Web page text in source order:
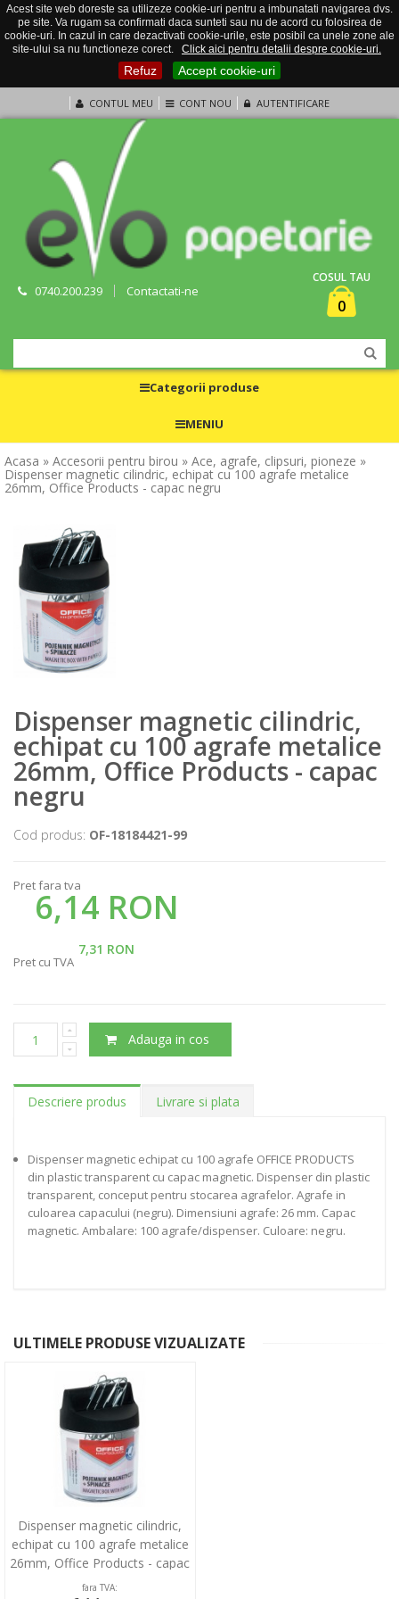
Acest site web doreste sa utilizeze cookie-uri pentru a imbunatati navigarea dvs.
pe site. Va rugam sa confirmati daca sunteti sau nu de acord cu folosirea de
cookie-uri. In cazul in care dezactivati cookie-urile, este posibil ca unele zone ale
site-ului sa nu functioneze corect.
Click aici pentru detalii despre cookie-uri.
Refuz Accept cookie-uri
CONTUL MEU CONT NOU AUTENTIFICARE
0740.200.239 Contactati-ne
COSUL TAU
0
Categorii produse
MENIU
Acasa » Accesorii pentru birou » Ace, agrafe, clipsuri, pioneze »
Dispenser magnetic cilindric, echipat cu 100 agrafe metalice
26mm, Office Products - capac negru
Dispenser magnetic cilindric,
echipat cu 100 agrafe metalice
26mm, Office Products - capac
negru
Cod produs: OF-18184421-99
Pret fara tva
6,14 RON
7,31 RON
Pret cu TVA
Adauga in cos
Descriere produs Livrare si plata
Dispenser magnetic echipat cu 100 agrafe OFFICE PRODUCTS
din plastic transparent cu capac magnetic. Dispenser din plastic
transparent, conceput pentru stocarea agrafelor. Agrafe in
culoarea capacului (negru). Dimensiuni agrafe: 26 mm. Capac
magnetic. Ambalare: 100 agrafe/dispenser. Culoare: negru.
ULTIMELE PRODUSE VIZUALIZATE
Dispenser magnetic cilindric,
echipat cu 100 agrafe metalice
26mm, Office Products - capac
negru
fara TVA: